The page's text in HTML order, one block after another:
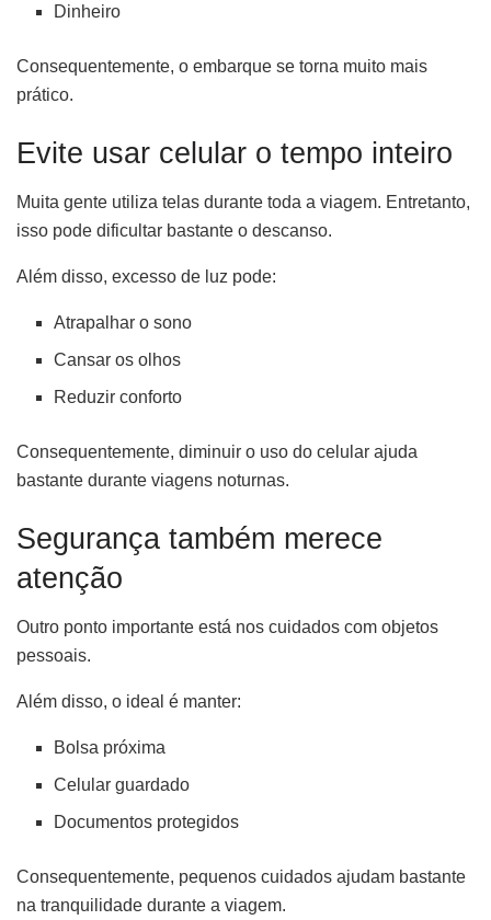
Dinheiro
Consequentemente, o embarque se torna muito mais
prático.
Evite usar celular o tempo inteiro
Muita gente utiliza telas durante toda a viagem. Entretanto,
isso pode dificultar bastante o descanso.
Além disso, excesso de luz pode:
Atrapalhar o sono
Cansar os olhos
Reduzir conforto
Consequentemente, diminuir o uso do celular ajuda
bastante durante viagens noturnas.
Segurança também merece
atenção
Outro ponto importante está nos cuidados com objetos
pessoais.
Além disso, o ideal é manter:
Bolsa próxima
Celular guardado
Documentos protegidos
Consequentemente, pequenos cuidados ajudam bastante
na tranquilidade durante a viagem.